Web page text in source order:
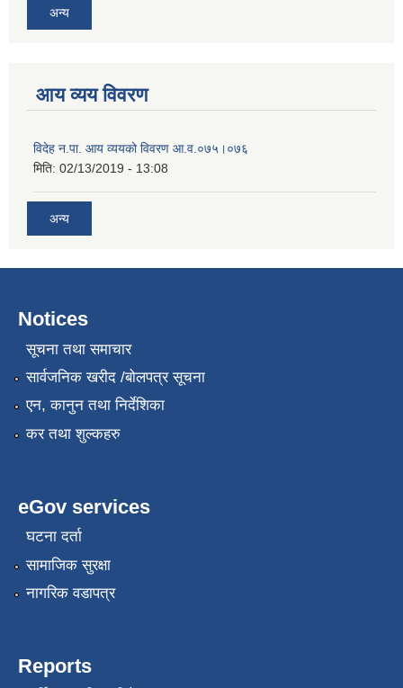
अन्य
आय व्यय विवरण
विदेह न.पा. आय व्ययको विवरण आ.व.०७५।०७६
मिति: 02/13/2019 - 13:08
अन्य
Notices
सूचना तथा समाचार
सार्वजनिक खरीद /बोलपत्र सूचना
एन, कानुन तथा निर्देशिका
कर तथा शुल्कहरु
eGov services
घटना दर्ता
सामाजिक सुरक्षा
नागरिक वडापत्र
Reports